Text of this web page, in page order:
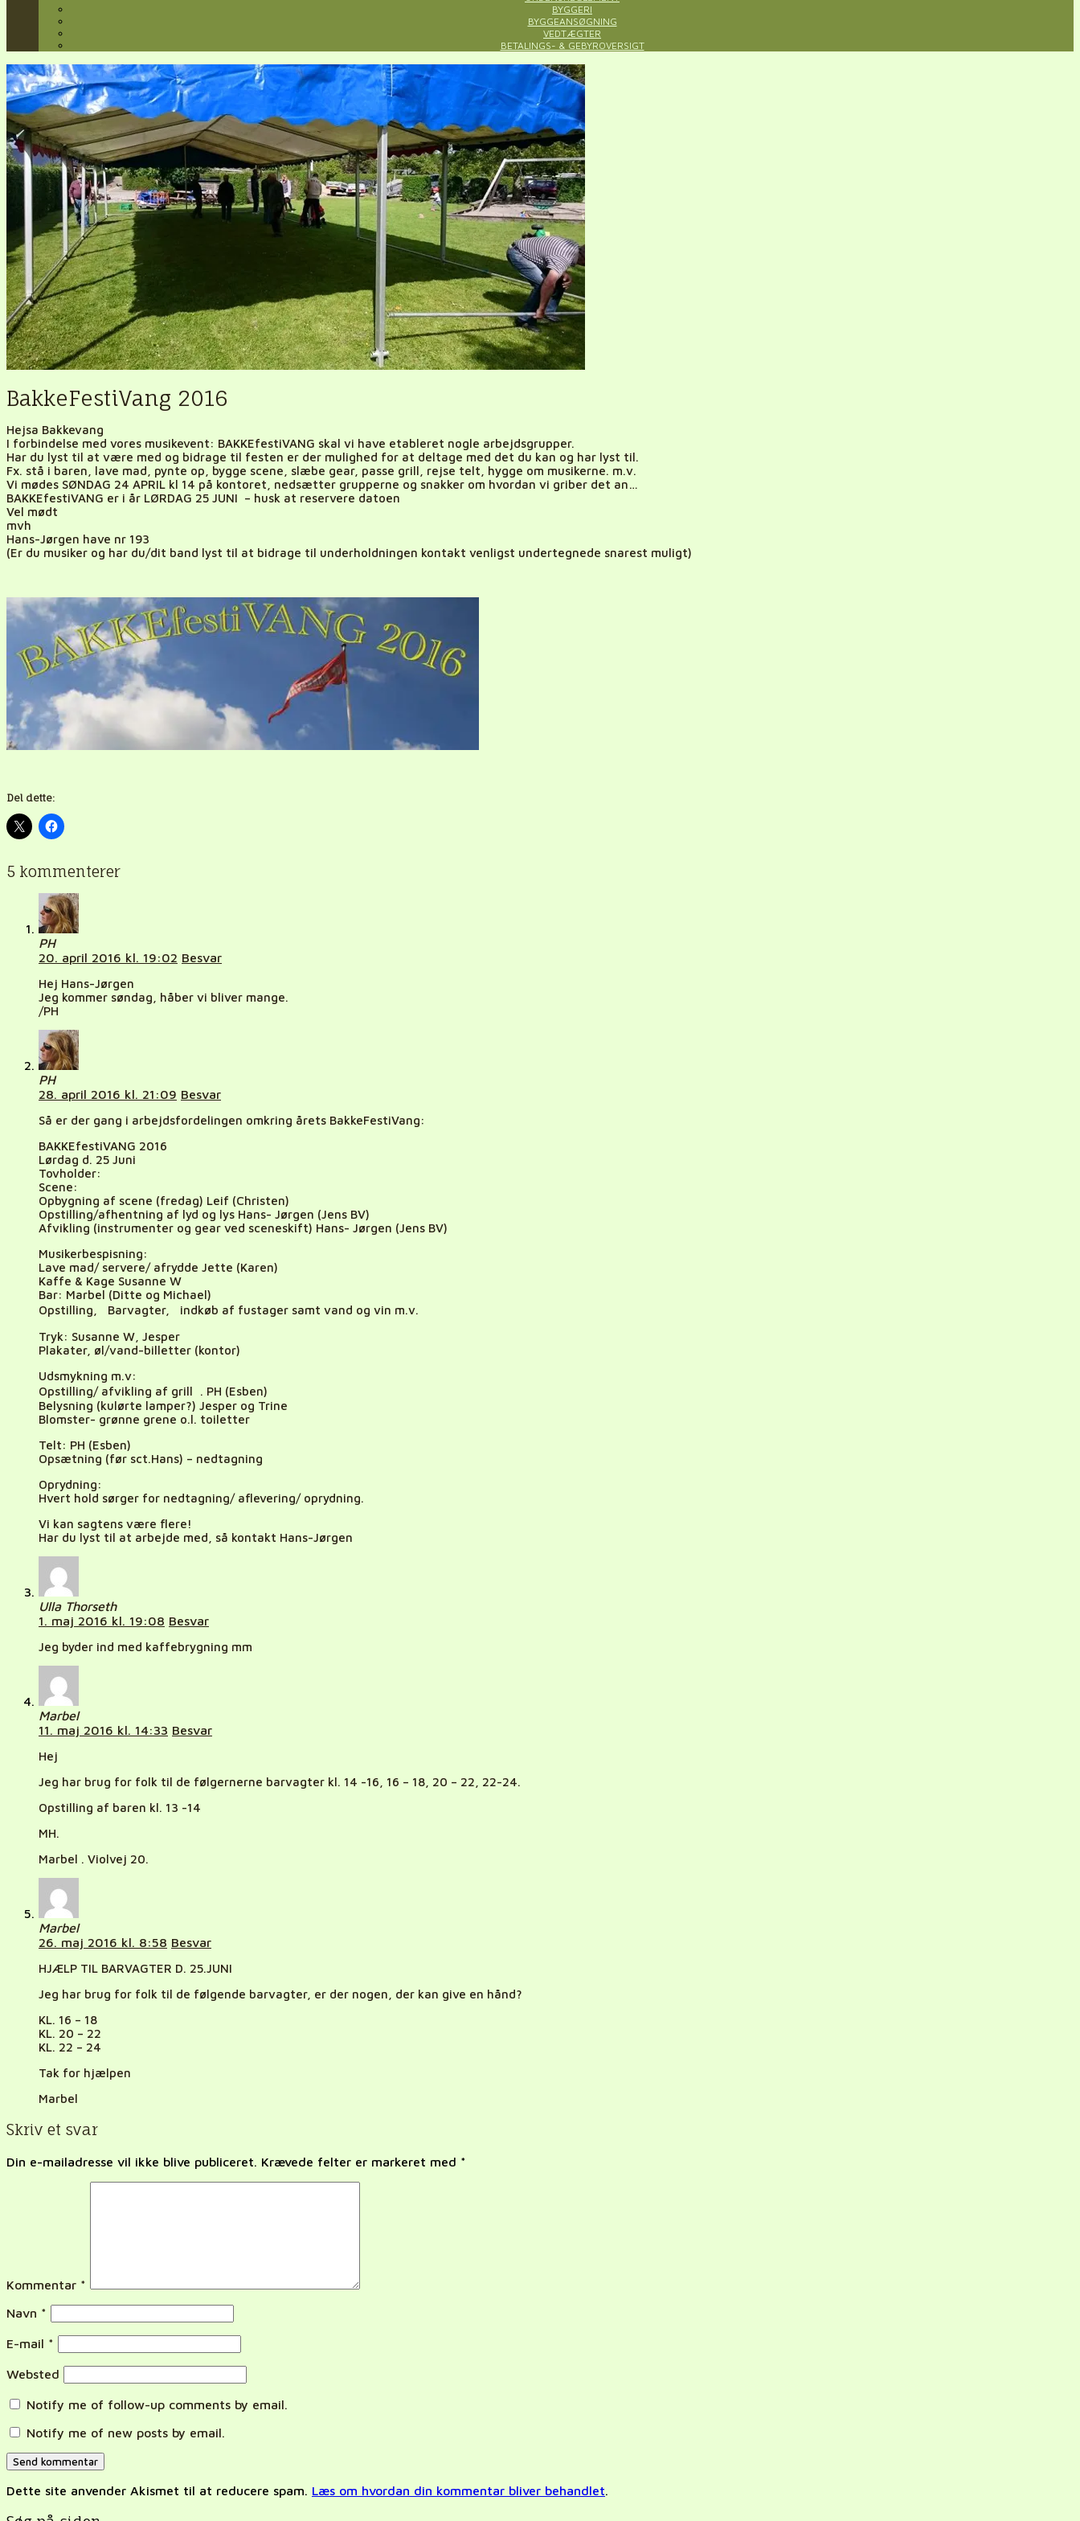
BYGGERI
BYGGEANSØGNING
VEDTÆGTER
BETALINGS- & GEBYROVERSIGT
BakkeFestiVang 2016
Hejsa Bakkevang
I forbindelse med vores musikevent: BAKKEfestiVANG skal vi have etableret nogle arbejdsgrupper.
Har du lyst til at være med og bidrage til festen er der mulighed for at deltage med det du kan og har lyst til.
Fx. stå i baren, lave mad, pynte op, bygge scene, slæbe gear, passe grill, rejse telt, hygge om musikerne. m.v.
Vi mødes SØNDAG 24 APRIL kl 14 på kontoret, nedsætter grupperne og snakker om hvordan vi griber det an…
BAKKEfestiVANG er i år LØRDAG 25 JUNI – husk at reservere datoen
Vel mødt
mvh
Hans-Jørgen have nr 193
(Er du musiker og har du/dit band lyst til at bidrage til underholdningen kontakt venligst undertegnede snarest muligt)
Del dette:
5 kommenterer
PH
20. april 2016 kl. 19:02 Besvar
Hej Hans-Jørgen
Jeg kommer søndag, håber vi bliver mange.
/PH
PH
28. april 2016 kl. 21:09 Besvar
Så er der gang i arbejdsfordelingen omkring årets BakkeFestiVang:
BAKKEfestiVANG 2016
Lørdag d. 25 Juni
Tovholder:
Scene:
Opbygning af scene (fredag) Leif (Christen)
Opstilling/afhentning af lyd og lys Hans- Jørgen (Jens BV)
Afvikling (instrumenter og gear ved sceneskift) Hans- Jørgen (Jens BV)
Musikerbespisning:
Lave mad/ servere/ afrydde Jette (Karen)
Kaffe & Kage Susanne W
Bar: Marbel (Ditte og Michael)
Opstilling, Barvagter, indkøb af fustager samt vand og vin m.v.
Tryk: Susanne W, Jesper
Plakater, øl/vand-billetter (kontor)
Udsmykning m.v:
Opstilling/ afvikling af grill . PH (Esben)
Belysning (kulørte lamper?) Jesper og Trine
Blomster- grønne grene o.l. toiletter
Telt: PH (Esben)
Opsætning (før sct.Hans) – nedtagning
Oprydning:
Hvert hold sørger for nedtagning/ aflevering/ oprydning.
Vi kan sagtens være flere!
Har du lyst til at arbejde med, så kontakt Hans-Jørgen
Ulla Thorseth
1. maj 2016 kl. 19:08 Besvar
Jeg byder ind med kaffebrygning mm
Marbel
11. maj 2016 kl. 14:33 Besvar
Hej
Jeg har brug for folk til de følgernerne barvagter kl. 14 -16, 16 – 18, 20 – 22, 22-24.
Opstilling af baren kl. 13 -14
MH.
Marbel . Violvej 20.
Marbel
26. maj 2016 kl. 8:58 Besvar
HJÆLP TIL BARVAGTER D. 25.JUNI
Jeg har brug for folk til de følgende barvagter, er der nogen, der kan give en hånd?
KL. 16 – 18
KL. 20 – 22
KL. 22 – 24
Tak for hjælpen
Marbel
Skriv et svar
Din e-mailadresse vil ikke blive publiceret. Krævede felter er markeret med *
Kommentar *
Navn *
E-mail *
Websted
Notify me of follow-up comments by email.
Notify me of new posts by email.
Dette site anvender Akismet til at reducere spam. Læs om hvordan din kommentar bliver behandlet.